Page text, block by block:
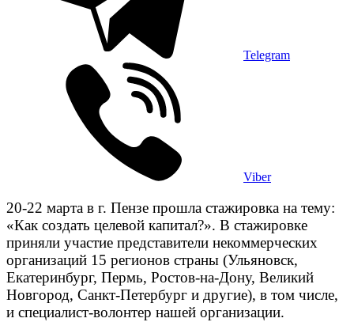
Telegram
Viber
20-22 марта в г. Пензе прошла стажировка на тему:
«Как создать целевой капитал?». В стажировке
приняли участие представители некоммерческих
организаций 15 регионов страны (Ульяновск,
Екатеринбург, Пермь, Ростов-на-Дону, Великий
Новгород, Санкт-Петербург и другие), в том числе,
и специалист-волонтер нашей организации.